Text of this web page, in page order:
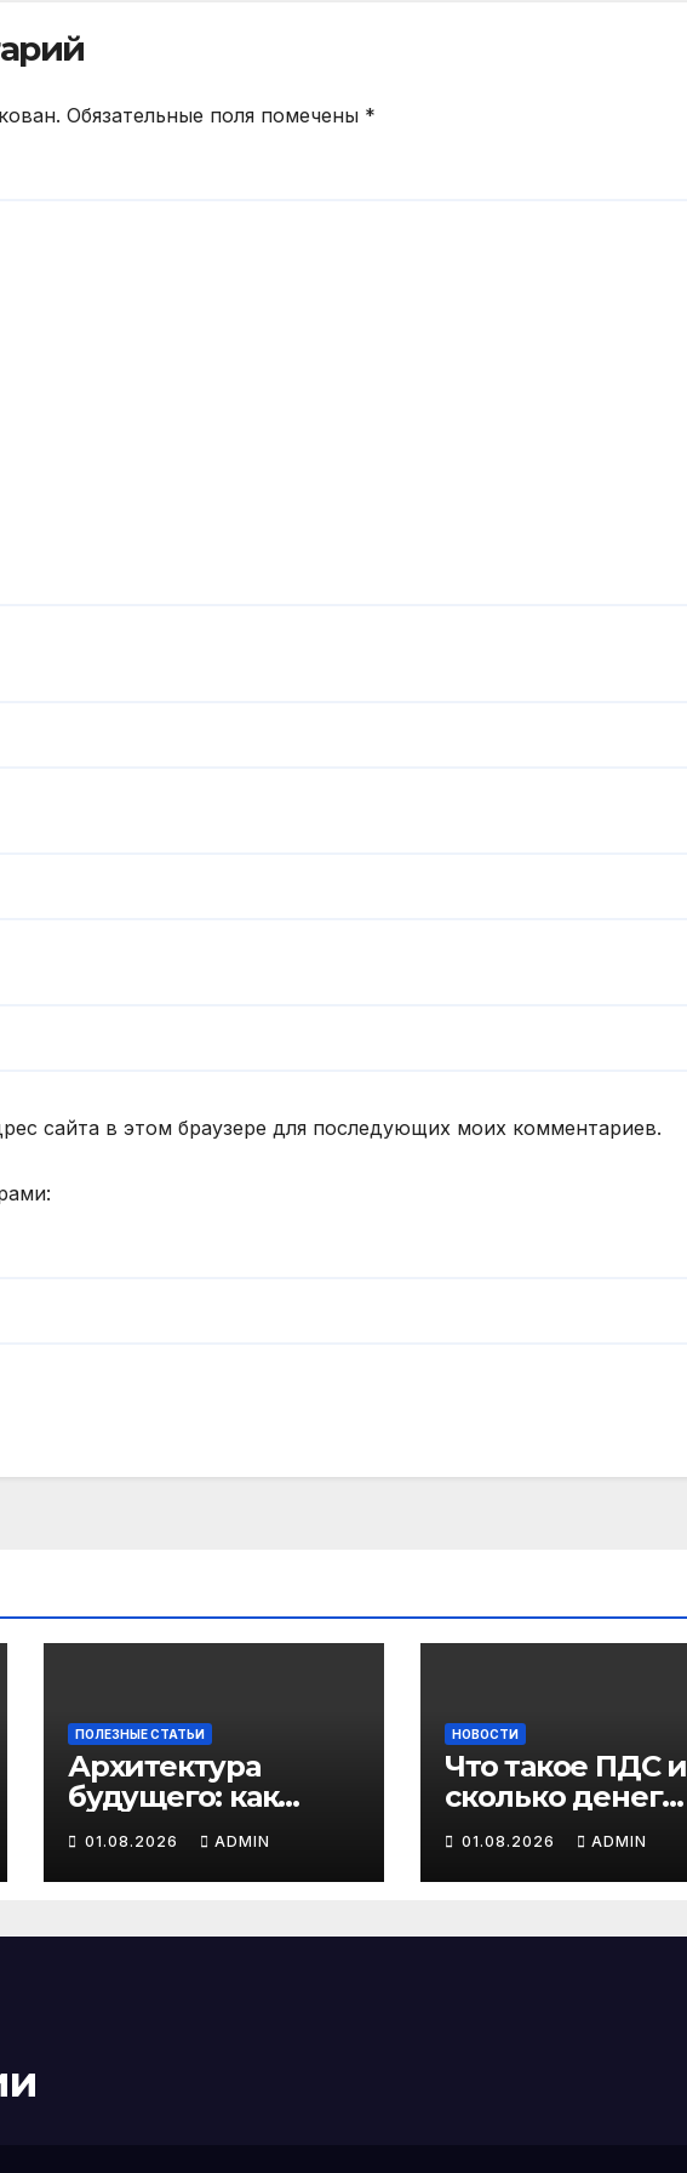
Обязательные поля помечены *
сайта в этом браузере для последующих моих комментариев.
ПОЛЕЗНЫЕ СТАТЬИ
Архитектура
будущего: как
системный анализ
и
интеллектуальные
управления
01.08.2026 ADMIN
НОВОСТИ
Что такое ПДС и
сколько денег
можно получить
от государства?
01.08.2026 ADMIN